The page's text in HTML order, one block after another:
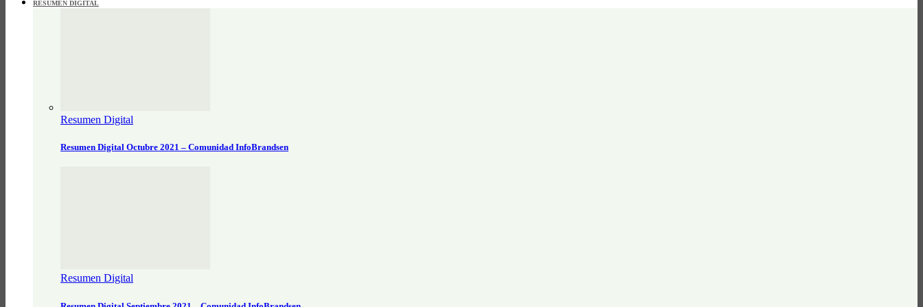
RESUMEN DIGITAL
Resumen Digital
Resumen Digital Octubre 2021 – Comunidad InfoBrandsen
Resumen Digital